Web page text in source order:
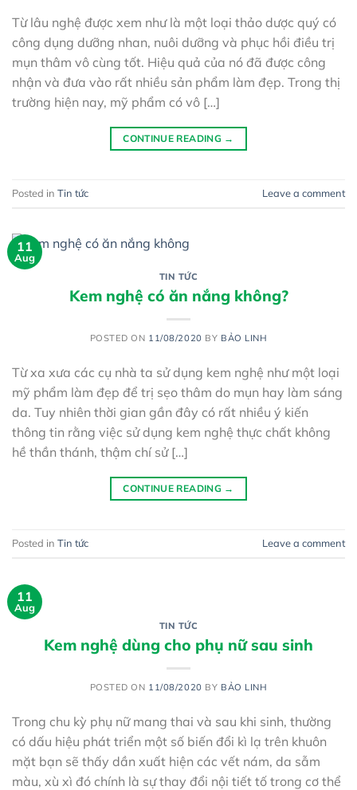
Từ lâu nghệ được xem như là một loại thảo dược quý có
công dụng dưỡng nhan, nuôi dưỡng và phục hồi điều trị
mụn thâm vô cùng tốt. Hiệu quả của nó đã được công
nhận và đưa vào rất nhiều sản phẩm làm đẹp. Trong thị
trường hiện nay, mỹ phẩm có vô […]
CONTINUE READING →
Posted in Tin tức Leave a comment
11
Aug
TIN TỨC
Kem nghệ có ăn nắng không?
POSTED ON 11/08/2020 BY BẢO LINH
Từ xa xưa các cụ nhà ta sử dụng kem nghệ như một loại
mỹ phẩm làm đẹp để trị sẹo thâm do mụn hay làm sáng
da. Tuy nhiên thời gian gần đây có rất nhiều ý kiến
thông tin rằng việc sử dụng kem nghệ thực chất không
hề thần thánh, thậm chí sử […]
CONTINUE READING →
Posted in Tin tức Leave a comment
11
Aug
TIN TỨC
Kem nghệ dùng cho phụ nữ sau sinh
POSTED ON 11/08/2020 BY BẢO LINH
Trong chu kỳ phụ nữ mang thai và sau khi sinh, thường
có dấu hiệu phát triển một số biến đổi kì lạ trên khuôn
mặt bạn sẽ thấy dần xuất hiện các vết nám, da sẫm
màu, xù xì đó chính là sự thay đổi nội tiết tố trong cơ thể